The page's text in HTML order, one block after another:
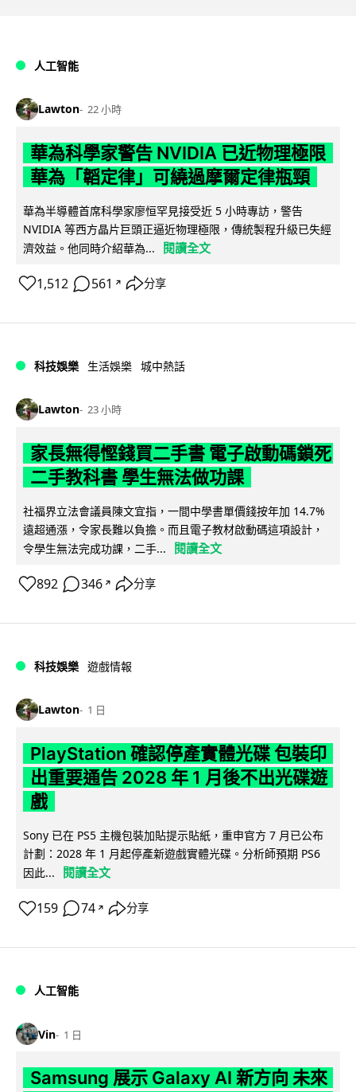
人工智能
Lawton 22 小時
華為科學家警告 NVIDIA 已近物理極限
華為「韜定律」可繞過摩爾定律瓶頸
華為半導體首席科學家廖恒罕見接受近 5 小時專訪，警告
NVIDIA 等西方晶片巨頭正逼近物理極限，傳統製程升級已失經
濟效益。他同時介紹華為...
閱讀全文
1,512 561 ↗ 分享
科技娛樂 生活娛樂 城中熱話
Lawton 23 小時
家長無得慳錢買二手書 電子啟動碼鎖死
二手教科書 學生無法做功課
社福界立法會議員陳文宜指，一間中學書單價錢按年加 14.7%
遠超通漲，令家長難以負擔。而且電子教材啟動碼這項設計，
令學生無法完成功課，二手...
閱讀全文
892 346 ↗ 分享
科技娛樂 遊戲情報
Lawton 1 日
PlayStation 確認停產實體光碟 包裝印
出重要通告 2028 年 1 月後不出光碟遊
戲
Sony 已在 PS5 主機包裝加貼提示貼紙，重申官方 7 月已公布
計劃：2028 年 1 月起停產新遊戲實體光碟。分析師預期 PS6
因此...
閱讀全文
159 74 ↗ 分享
人工智能
Vin 1 日
Samsung 展示 Galaxy AI 新方向 未來